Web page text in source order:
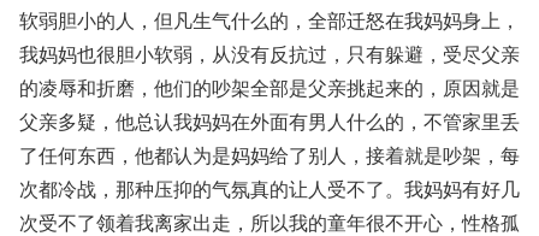
软弱胆小的人，但凡生气什么的，全部迁怒在我妈妈身上，
我妈妈也很胆小软弱，从没有反抗过，只有躲避，受尽父亲
的凌辱和折磨，他们的吵架全部是父亲挑起来的，原因就是
父亲多疑，他总认我妈妈在外面有男人什么的，不管家里丢
了任何东西，他都认为是妈妈给了别人，接着就是吵架，每
次都冷战，那种压抑的气氛真的让人受不了。我妈妈有好几
次受不了领着我离家出走，所以我的童年很不开心，性格孤